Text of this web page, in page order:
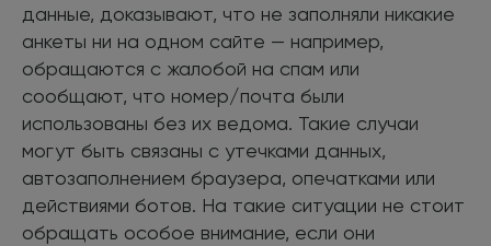
данные, доказывают, что не заполняли никакие
анкеты ни на одном сайте — например,
обращаются с жалобой на спам или
сообщают, что номер/почта были
использованы без их ведома. Такие случаи
могут быть связаны с утечками данных,
автозаполнением браузера, опечатками или
действиями ботов. На такие ситуации не стоит
обращать особое внимание, если они